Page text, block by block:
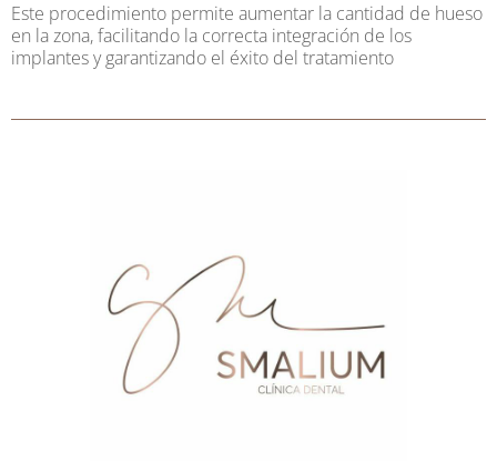
Este procedimiento permite aumentar la cantidad de hueso
en la zona, facilitando la correcta integración de los
implantes y garantizando el éxito del tratamiento